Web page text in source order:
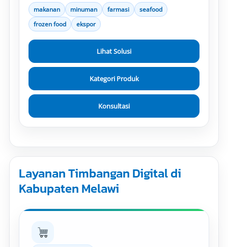
makanan minuman farmasi
seafood
frozen food
ekspor
Lihat Solusi
Kategori Produk
Konsultasi
Layanan Timbangan Digital di
Kabupaten Melawi